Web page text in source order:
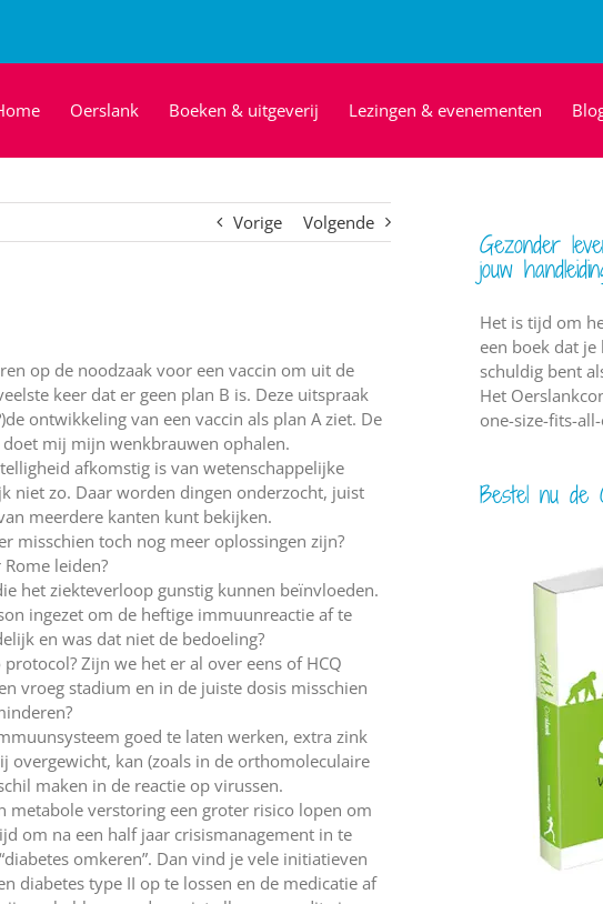
Oerslank Boeken & uitgeverij Lezingen & evenementen
Vorige Volgende
op de noodzaak voor een vaccin om uit de
keer dat er geen plan B is. Deze uitspraak
ontwikkeling van een vaccin als plan A ziet. De
doet mij mijn wenkbrauwen ophalen.
afkomstig is van wetenschappelijke
niet zo. Daar worden dingen onderzocht, juist
meerdere kanten kunt bekijken.
misschien toch nog meer oplossingen zijn?
leiden?
het ziekteverloop gunstig kunnen beïnvloeden.
ingezet om de heftige immuunreactie af te
en was dat niet de bedoeling?
Zijn we het er al over eens of HCQ
vroeg stadium en in de juiste dosis misschien
goed te laten werken, extra zink
overgewicht, kan (zoals in de orthomoleculaire
maken in de reactie op virussen.
metabole verstoring een groter risico lopen om
om na een half jaar crisismanagement in te
omkeren”. Dan vind je vele initiatieven
diabetes type II op te lossen en de medicatie af
Gezonder
jouw
Het is tijd om
een boek dat
schuldig bent
Het
one-size-fits-
Bestel nu de